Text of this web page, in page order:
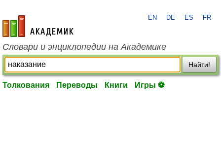
academic.ru
EN DE ES FR
Словари и энциклопедии на Академике
Найти!
Толкования Переводы Книги Игры ⚽